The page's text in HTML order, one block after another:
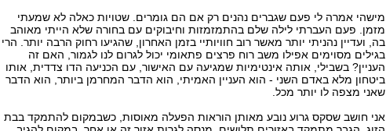
מישהי אמרה לי פעם שגברים נהנים רק אם הם גומרים. שטויות כאלה לא שמעתי
מזמן. פעם העברתי לילה שלם בהתמזמזות וחיבוקים עם בחורה שלא הייתי מאוהב
בה, ועדיין נהניתי יותר מאשר רוב חוויותיי בזמן האחרון, שהגיעו רחוק הרבה יותר. הרי
בגילים מסוימים אפילו משב רוח פרצים פתאומי יכול לגרום לנו לגמור, האם זה
העניין? בשבילי, אותה אינטימיות שמגיעה עם האישור, עם הכניעה הדו צדדית, אותו
ביטחון מלא באדם השני - הוא העניין האמיתי, הוא הדבר המחרמן ביותר, הוא הדבר
שאני מצפה לו יותר מכל.
אני חושב שסקס גרוע נובע מאותן הוראות הפעלה מאוסות, כשבמקום להתמקד בבת